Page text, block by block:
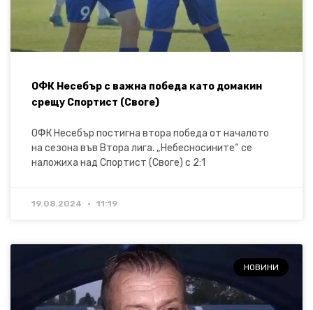
ОФК Несебър с важна победа като домакин
срещу Спортист (Своге)
ОФК Несебър постигна втора победа от началото
на сезона във Втора лига. „Небесносините“ се
наложиха над Спортист (Своге) с 2:1
19.08.2024 11:19
НОВИНИ